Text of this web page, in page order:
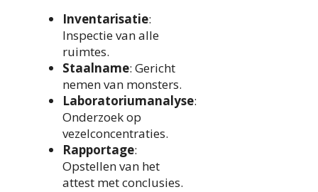
Inventarisatie:
Inspectie van alle
ruimtes.
Staalname: Gericht
nemen van monsters.
Laboratoriumanalyse:
Onderzoek op
vezelconcentraties.
Rapportage:
Opstellen van het
attest met conclusies.